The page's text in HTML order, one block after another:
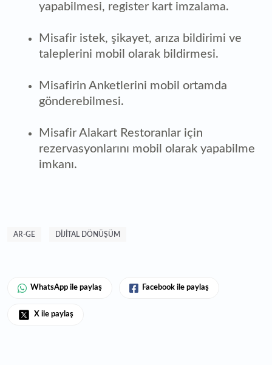
yapabilmesi, register kart imzalama.
Misafir istek, şikayet, arıza bildirimi ve
taleplerini mobil olarak bildirmesi.
Misafirin Anketlerini mobil ortamda
gönderebilmesi.
Misafir Alakart Restoranlar için
rezervasyonlarını mobil olarak yapabilme
imkanı.
AR-GE DIJITAL DÖNÜŞÜM
WhatsApp ile paylaş Facebook ile paylaş
X ile paylaş